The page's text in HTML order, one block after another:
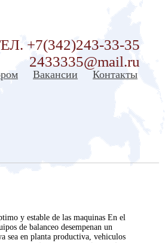
+7(342)243-33-35
2433335@mail.ru
Вакансии Контакты
y estable de las maquinas En el
de balanceo desempenan un
sea en planta productiva, vehiculos